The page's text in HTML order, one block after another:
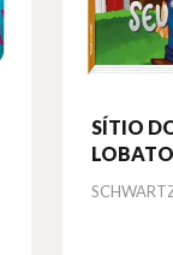
SÍTIO
AQUI
Autor